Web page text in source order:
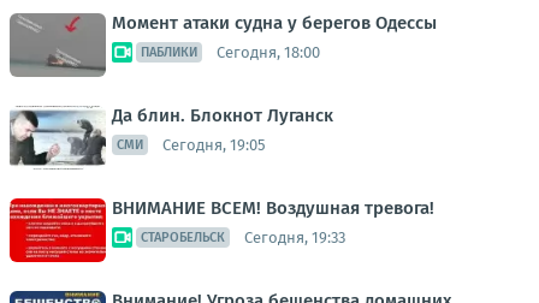
Момент атаки судна у берегов Одессы
ПАБЛИКИ Сегодня, 18:00
Да блин. Блокнот Луганск
СМИ Сегодня, 19:05
ВНИМАНИЕ ВСЕМ! Воздушная тревога!
СТАРОБЕЛЬСК Сегодня, 19:33